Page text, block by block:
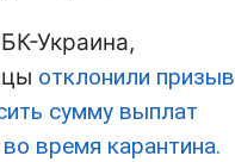
Украина,
отклонили призыв
сумму выплат
время карантина.